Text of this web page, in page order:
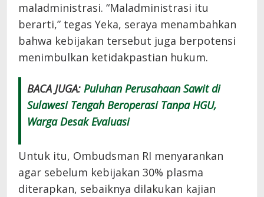
maladministrasi. “Maladministrasi itu
berarti,” tegas Yeka, seraya menambahkan
bahwa kebijakan tersebut juga berpotensi
menimbulkan ketidakpastian hukum.
BACA JUGA: Puluhan Perusahaan Sawit di
Sulawesi Tengah Beroperasi Tanpa HGU,
Warga Desak Evaluasi
Untuk itu, Ombudsman RI menyarankan
agar sebelum kebijakan 30% plasma
diterapkan, sebaiknya dilakukan kajian